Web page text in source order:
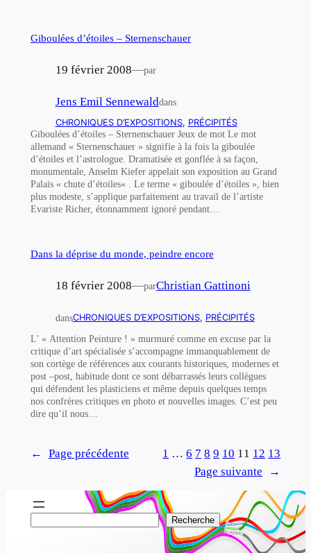
Giboulées d’étoiles – Sternenschauer
19 février 2008—par
Jens Emil Sennewalddans
CHRONIQUES D’EXPOSITIONS, PRÉCIPITÉS
Giboulées d’étoiles – Sternenschauer Jeux de mot Le mot
allemand « Sternenschauer » signifie à la fois la giboulée
d’étoiles et l’astrologue. Dramatisée et gonflée à sa façon,
monumentale, Anselm Kiefer appelait son exposition au Grand
Palais « chute d’étoiles« . Le terme « giboulée d’étoiles », bien
plus modeste, s’applique parfaitement au travail de l’artiste
Evariste Richer, étonnamment ignoré pendant…
Dans la déprise du monde, peindre encore
18 février 2008—parChristian Gattinoni
dansCHRONIQUES D’EXPOSITIONS, PRÉCIPITÉS
L’ « Attention Peinture ! » murmuré comme en excuse par la
critique d’art spécialisée s’accompagne immanquablement de
son cortège de références aux courants historiques, modernes et
post –post, habitude dont ce sont débarrassés leurs collègues
qui défendent les plasticiens et même depuis quelques temps
nos confrères critiques en photo et nouvelles images. C’est peu
dire qu’il nous…
← Page précédente 1 … 6 7 8 9 10 11 12 13
Page suivante
→
Recherche